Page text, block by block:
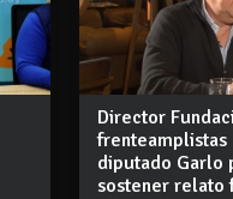
Director
frenteamplistas
diputado Garlo
sostener relato